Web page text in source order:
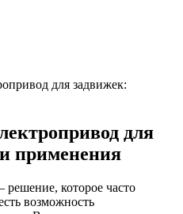
для задвижек:
для
применения
которое часто
возможность